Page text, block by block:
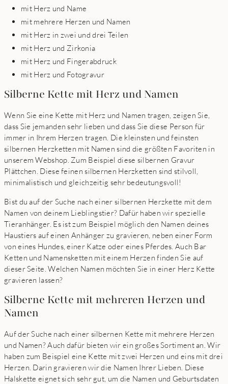
mit Herz und Name
mit mehrere Herzen und Namen
mit Herz in zwei und drei Teilen
mit Herz und Zirkonia
mit Herz und Fingerabdruck
mit Herz und Fotogravur
Silberne Kette mit Herz und Namen
Wenn Sie eine Kette mit Herz und Namen tragen, zeigen Sie,
dass Sie jemanden sehr lieben und dass Sie diese Person für
immer in Ihrem Herzen tragen. Die kleinsten und feinsten
silbernen Herzketten mit Namen sind die größten Favoriten in
unserem Webshop. Zum Beispiel diese silbernen Gravur
Plättchen. Diese feinen silbernen Herzketten sind stilvoll,
minimalistisch und gleichzeitig sehr bedeutungsvoll!
Bist du auf der Suche nach einer silbernen Herzkette mit dem
Namen von deinem Lieblingstier? Dafür haben wir spezielle
Tieranhänger. Es ist zum Beispiel möglich den Namen deines
Haustiers auf einen Anhänger zu gravieren, neben einer Form
von eines Hundes, einer Katze oder eines Pferdes. Auch Bar
Ketten und Namensketten mit einem Herzen finden Sie auf
dieser Seite. Welchen Namen möchten Sie in einer Herz Kette
gravieren lassen?
Silberne Kette mit mehreren Herzen und
Namen
Auf der Suche nach einer silbernen Kette mit mehrere Herzen
und Namen? Auch dafür bieten wir ein großes Sortiment an. Wir
haben zum Beispiel eine Kette mit zwei Herzen und eins mit drei
Herzen. Darin gravieren wir die Namen Ihrer Lieben. Diese
Halskette eignet sich sehr gut, um die Namen und Geburtsdaten